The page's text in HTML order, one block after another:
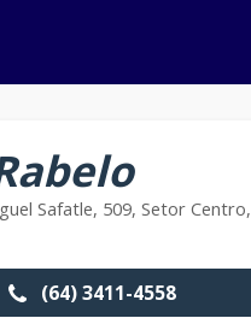
Safatle, 509, Setor Centro,
(64) 3411-4558